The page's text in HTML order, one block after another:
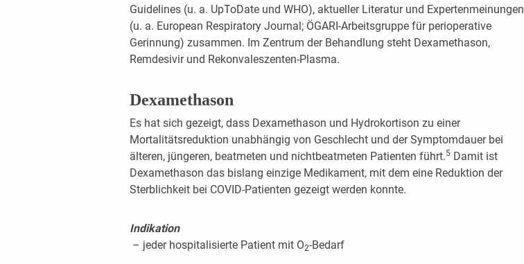
Guidelines (u. a. UpToDate und WHO), aktueller Literatur und Expertenmeinungen
(u. a. European Respiratory Journal; ÖGARI-Arbeitsgruppe für perioperative
Gerinnung) zusammen. Im Zentrum der Behandlung steht Dexamethason,
Remdesivir und Rekonvaleszenten-Plasma.
Dexamethason
Es hat sich gezeigt, dass Dexamethason und Hydrokortison zu einer
Mortalitätsreduktion unabhängig von Geschlecht und der Symptomdauer bei
älteren, jüngeren, beatmeten und nichtbeatmeten Patienten führt.5Damit ist
Dexamethason das bislang einzige Medikament, mit dem eine Reduktion der
Sterblichkeit bei COVID-Patienten gezeigt werden konnte.
Indikation
– jeder hospitalisierte Patient mit O2-Bedarf